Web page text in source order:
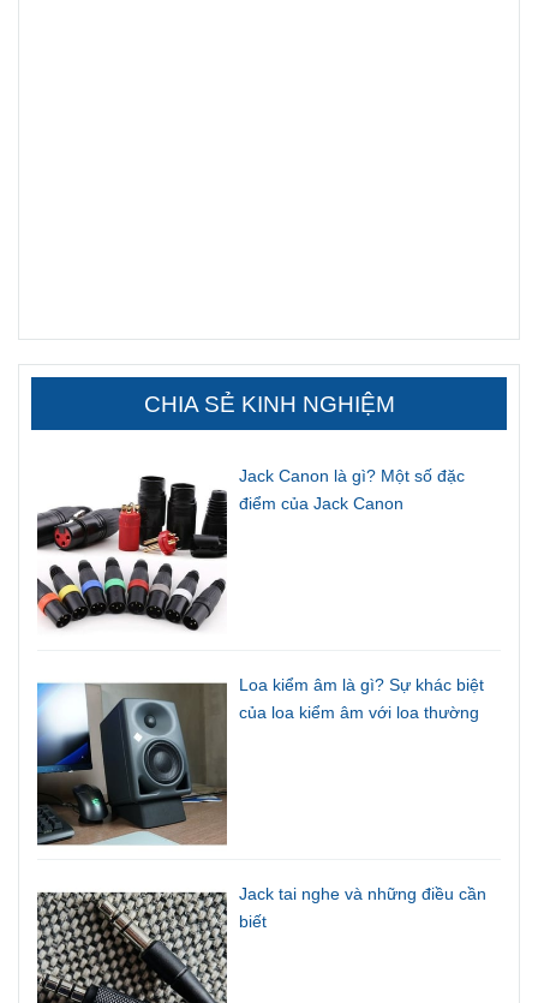
CHIA SẺ KINH NGHIỆM
Jack Canon là gì? Một số đặc
điểm của Jack Canon
Loa kiểm âm là gì? Sự khác biệt
của loa kiểm âm với loa thường
Jack tai nghe và những điều cần
biết